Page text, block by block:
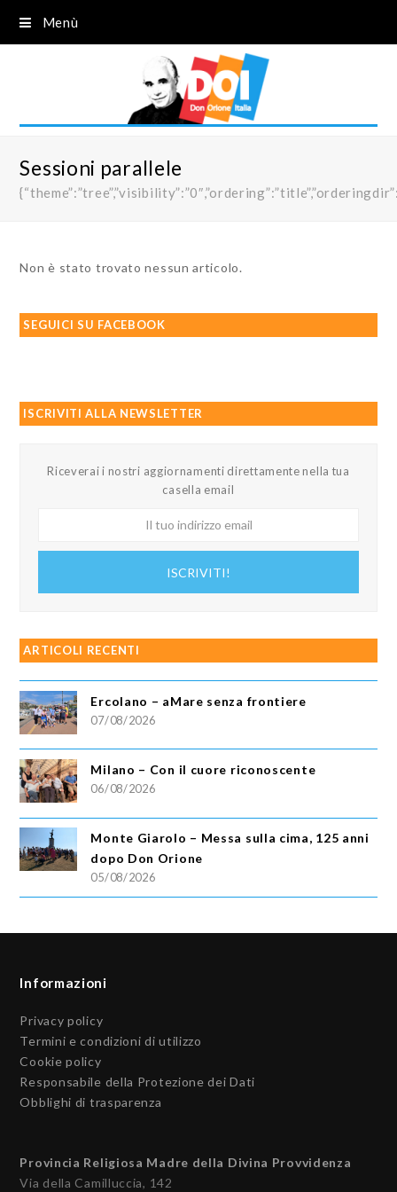
Menù
Sessioni parallele
Non è stato trovato nessun articolo.
SEGUICI SU FACEBOOK
ISCRIVITI ALLA NEWSLETTER
Riceverai i nostri aggiornamenti direttamente nella tua
casella email
ISCRIVITI!
ARTICOLI RECENTI
Ercolano – aMare senza frontiere
07/08/2026
Milano – Con il cuore riconoscente
06/08/2026
Monte Giarolo – Messa sulla cima, 125 anni
dopo Don Orione
05/08/2026
Informazioni
Privacy policy
Termini e condizioni di utilizzo
Cookie policy
Responsabile della Protezione dei Dati
Obblighi di trasparenza
Provincia Religiosa Madre della Divina Provvidenza
Via della Camilluccia, 142